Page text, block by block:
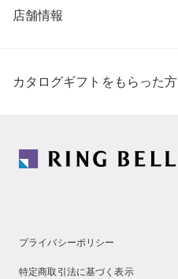
店舗情報
カタログギフトをもらった方
プライバシーポリシー
特定商取引法に基づく表示